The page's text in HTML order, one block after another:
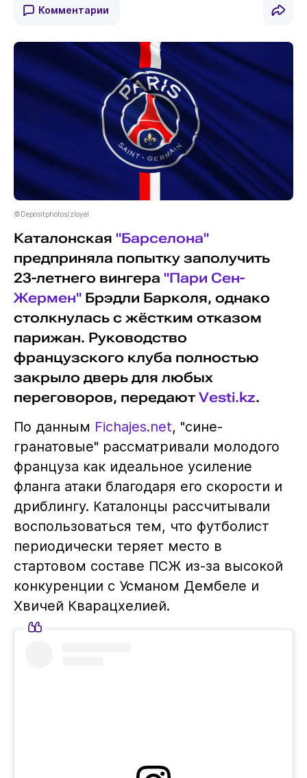
Комментарии
©Depositphotos/zloyel
Каталонская "Барселона"
предприняла попытку заполучить
23-летнего вингера "Пари Сен-
Жермен"Брэдли Барколя, однако
столкнулась с жёстким отказом
парижан. Руководство
французского клуба полностью
закрыло дверь для любых
переговоров, передают Vesti.kz.
По данным Fichajes.net, "сине-
гранатовые" рассматривали молодого
француза как идеальное усиление
фланга атаки благодаря его скорости и
дриблингу. Каталонцы рассчитывали
воспользоваться тем, что футболист
периодически теряет место в
стартовом составе ПСЖ из-за высокой
конкуренции с Усманом Дембеле и
Хвичей Кварацхелией.